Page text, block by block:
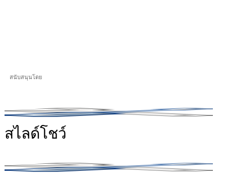
สนับสนุนโดย
สไลด์โชว์